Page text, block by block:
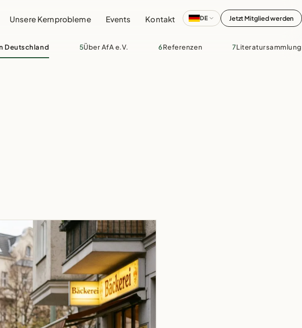
Unsere Kernprobleme Events Kontakt DE Jetzt Mitglied werden
Deutschland 5Über AfA e.V. 6Referenzen 7Literatursammlung